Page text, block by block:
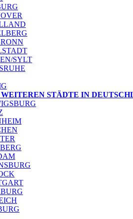
SYLT
STÄDTE IN